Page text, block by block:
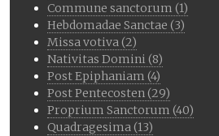
Commune sanctorum (1)
Hebdomadae Sanctae (3)
Missa votiva (2)
Nativitas Domini (8)
Post Epiphaniam (4)
Post Pentecosten (29)
Proprium Sanctorum (40)
Quadragesima (13)